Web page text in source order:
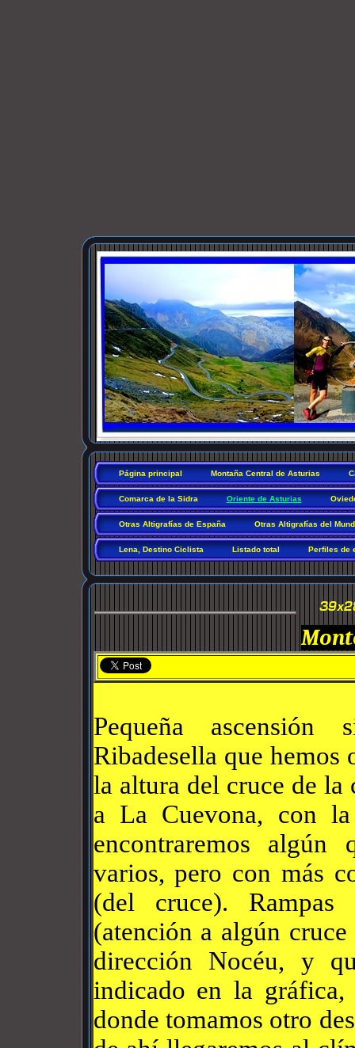
Página principal Montaña Central de Asturias
Comarca de la Sidra Oriente de Asturias
Otras Altigrafías de España Otras Altigrafías del
Lena, Destino Ciclista Listado total Perfiles de
Pequeña
Ribadesella que hemos
la altura del cruce de la
a La Cuevona, con
encontraremos algún
varios, pero con más
(del cruce). Rampas
(atención a algún
dirección Nocéu, y
indicado en la
donde tomamos otro